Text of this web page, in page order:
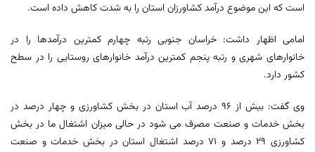
است که این موضوع درآمد کشاورزان استان را به شدت کاهش داده است.
امامی اظهار داشت: خراسان جنوبی رتبه چهارم کمترین درآمدها را در
خانوارهای شهری و رتبه پنجم کمترین درآمد خانوارهای روستایی را در سطح
کشور دارد.
وی گفت: بیش از ۹۶ درصد آب استان در بخش کشاورزی و چهار درصد در
بخش خدمات و صنعت مصرف می شود در حالی میزان اشتغال ما در بخش
کشاورزی ۲۹ درصد و ۷۱ درصد اشتغال استان در بخش خدمات و صنعت